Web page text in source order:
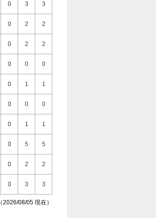
0 3 3
0 2 2
0 2 2
0 0 0
0 1 1
0 0 0
0 1 1
0 5 5
0 2 2
0 3 3
0 1 1
（2026/08/05 現在）